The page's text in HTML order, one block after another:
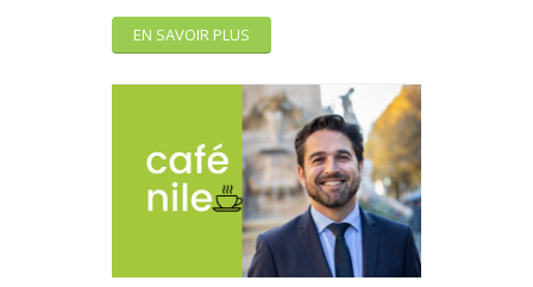
EN SAVOIR PLUS